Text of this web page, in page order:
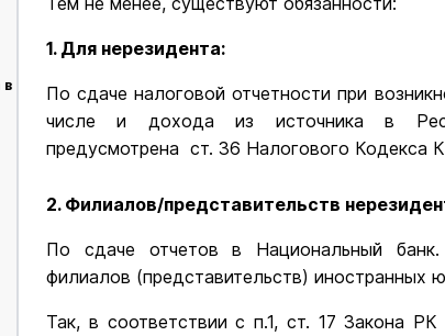
в
1. Для нерезидента:
По сдаче налоговой отчетности при
числе и дохода из источника в
предусмотрена ст. 36 Налогового Кодекса
2. Филиалов/представительств
По сдаче отчетов в Национальный
филиалов (представительств) иностранных
Так, в соответствии с п.1, ст. 17 Закона